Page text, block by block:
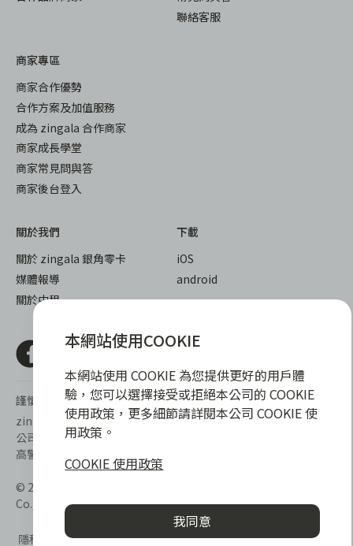
聯絡客服
商家專區
商家合作優勢
合作方案及加值服務
成為 zingala 合作商家
商家成長學堂
商家常見問與答
商家後台登入
關於我們
關於 zingala 銀角零卡
媒體報導
關於中租
下載
iOS
android
謹慎衡量自身財務信用狀況，不要過度消費
zingala銀角零卡/仲信資融沒有代辦公司及代辦業務，也未與代辦
公司合作，更不會要求您提供實體銀行提款卡或實體信用卡，請提
高警覺，勿受騙上當！
© 2022 仲信資融股份有限公司 Chailease Consumer Finance
Co., Ltd. All Rights Reserved.
隱私權保護政策 | 消費爭議處理 | 客服電話 : 0809-091-998
本網站使用COOKIE
本網站使用 COOKIE 為您提供更好的用戶體
驗，您可以選擇接受或拒絕本公司的 COOKIE
使用政策，更多細節請詳閱本公司 COOKIE 使
用政策。
COOKIE 使用政策
我同意